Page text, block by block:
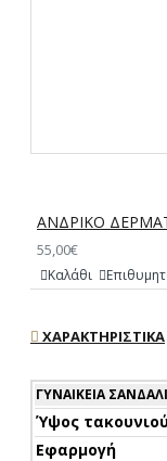
ΑΝΔΡΙΚΟ
55,00€
Καλάθι
ΧΑΡΑΚΤΗΡΙΣΤΙΚΆ
ΓΥΝΑΙΚΕΊΑ
Ύψος
Εφαρμογή